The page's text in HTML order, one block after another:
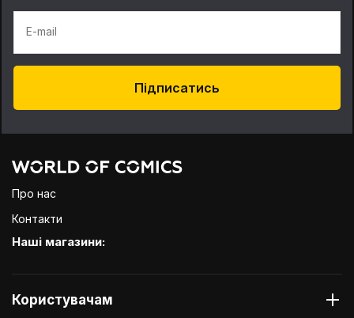
E-mail
Підписатись
Про нас
Контакти
Наші магазини:
Користувачам